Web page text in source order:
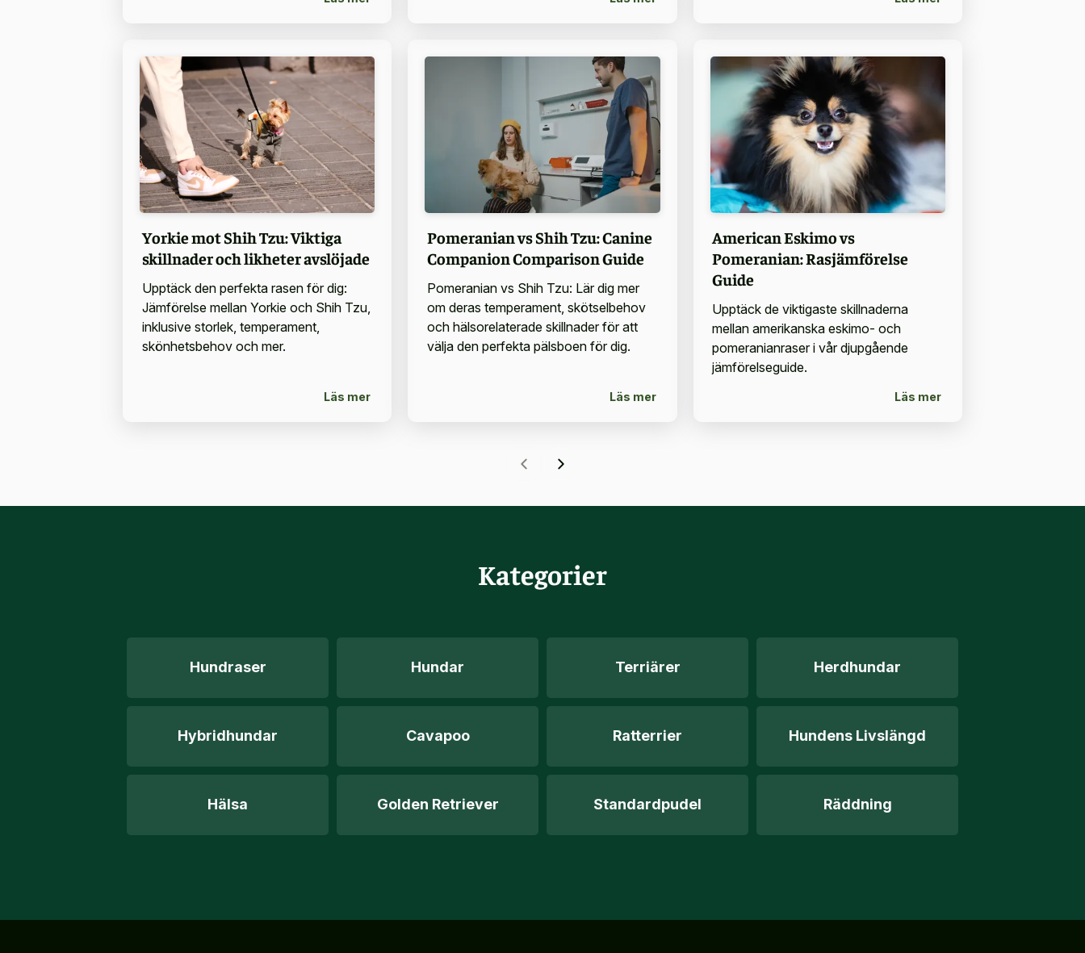
Yorkie mot Shih Tzu: Viktiga
skillnader och likheter avslöjade
Upptäck den perfekta rasen för dig:
Jämförelse mellan Yorkie och Shih Tzu,
inklusive storlek, temperament,
skönhetsbehov och mer.
Läs mer
Pomeranian vs Shih Tzu: Canine
Companion Comparison Guide
Pomeranian vs Shih Tzu: Lär dig mer
om deras temperament, skötselbehov
och hälsorelaterade skillnader för att
välja den perfekta pälsboen för dig.
Läs mer
American Eskimo vs
Pomeranian: Rasjämförelse
Guide
Upptäck de viktigaste skillnaderna
mellan amerikanska eskimo- och
pomeranianraser i vår djupgående
jämförelseguide.
Läs mer
Kategorier
Hundraser Hundar Terriärer Herdhundar
Hybridhundar Cavapoo Ratterrier Hundens Livslängd
Hälsa Golden Retriever Standardpudel Räddning